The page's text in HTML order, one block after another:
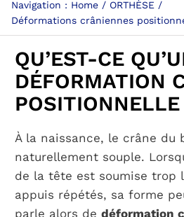
PARCOURS PATIENT
NOTRE RÉSEAU
Navigation : Home
ORTHÈSE
Déformations crâniennes
QU’EST-CE
DÉFORMATION
À la naissance, le crâne du
naturellement souple.
de la tête est soumise trop
appuis répétés, sa forme
parle alors de déformation